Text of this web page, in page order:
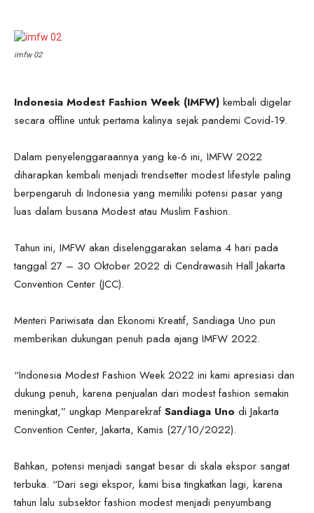
imfw 02
Indonesia Modest Fashion Week (IMFW) kembali digelar
secara offline untuk pertama kalinya sejak pandemi Covid-19.
Dalam penyelenggaraannya yang ke-6 ini, IMFW 2022
diharapkan kembali menjadi trendsetter modest lifestyle paling
berpengaruh di Indonesia yang memiliki potensi pasar yang
luas dalam busana Modest atau Muslim Fashion.
Tahun ini, IMFW akan diselenggarakan selama 4 hari pada
tanggal 27 – 30 Oktober 2022 di Cendrawasih Hall Jakarta
Convention Center (JCC).
Menteri Pariwisata dan Ekonomi Kreatif, Sandiaga Uno pun
memberikan dukungan penuh pada ajang IMFW 2022.
“Indonesia Modest Fashion Week 2022 ini kami apresiasi dan
dukung penuh, karena penjualan dari modest fashion semakin
meningkat,” ungkap Menparekraf Sandiaga Uno di Jakarta
Convention Center, Jakarta, Kamis (27/10/2022).
Bahkan, potensi menjadi sangat besar di skala ekspor sangat
terbuka. “Dari segi ekspor, kami bisa tingkatkan lagi, karena
tahun lalu subsektor fashion modest menjadi penyumbang